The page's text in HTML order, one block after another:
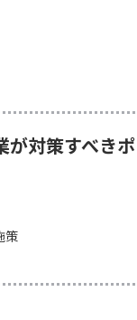
が対策すべきポ
策